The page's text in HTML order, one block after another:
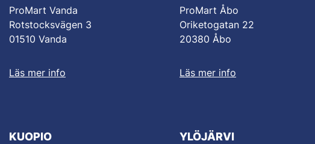
ProMart Vanda
Rotstocksvägen 3
01510 Vanda
Läs mer info
ProMart Åbo
Oriketogatan 22
20380 Åbo
Läs mer info
KUOPIO YLÖJÄRVI